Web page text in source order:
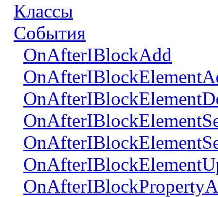
Классы
События
OnAfterIBlockAdd